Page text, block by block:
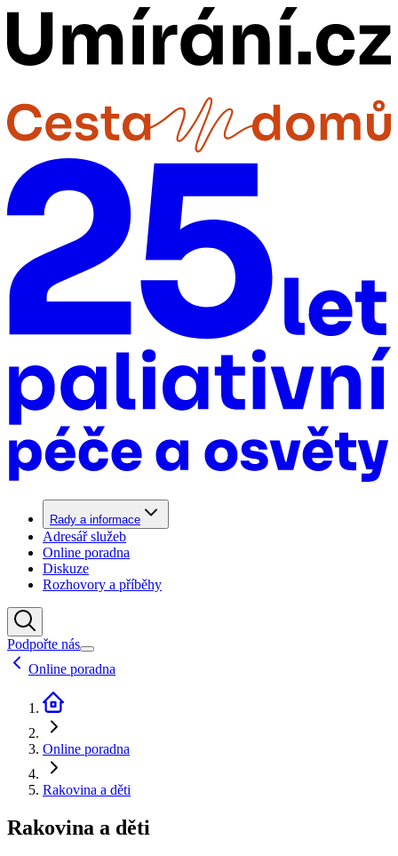
Rady a informace
Adresář služeb
Online poradna
Diskuze
Rozhovory a příběhy
Podpořte nás
Online poradna
Online poradna
Rakovina a děti
Rakovina a děti